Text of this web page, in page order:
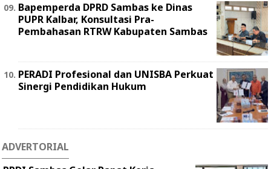
Bapemperda DPRD Sambas ke Dinas
PUPR Kalbar, Konsultasi Pra-
Pembahasan RTRW Kabupaten Sambas
PERADI Profesional dan UNISBA Perkuat
Sinergi Pendidikan Hukum
ADVERTORIAL